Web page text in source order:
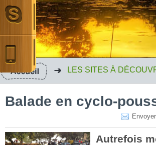
LES SITES À
Balade en cyclo-
Autrefois